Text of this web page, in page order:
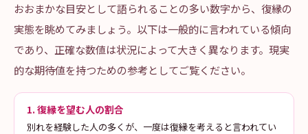
おおまかな目安として語られることの多い数字から、復縁の
実態を眺めてみましょう。以下は一般的に言われている傾向
であり、正確な数値は状況によって大きく異なります。現実
的な期待値を持つための参考としてご覧ください。
1. 復縁を望む人の割合
別れを経験した人の多くが、一度は復縁を考えると言われてい